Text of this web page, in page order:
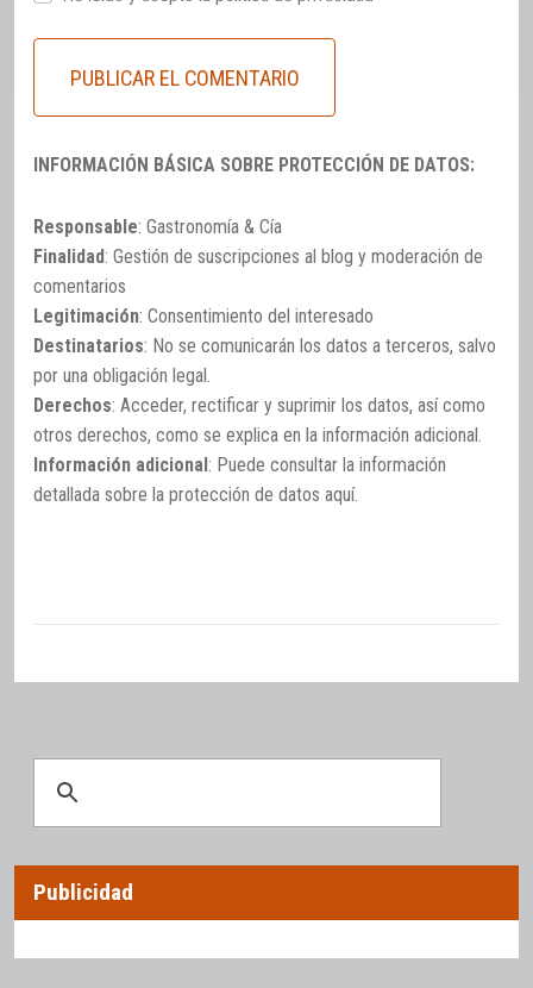
INFORMACIÓN BÁSICA SOBRE PROTECCIÓN DE DATOS:
Responsable: Gastronomía & Cía
Finalidad: Gestión de suscripciones al blog y moderación de
comentarios
Legitimación: Consentimiento del interesado
Destinatarios: No se comunicarán los datos a terceros, salvo
por una obligación legal.
Derechos: Acceder, rectificar y suprimir los datos, así como
otros derechos, como se explica en la información adicional.
Información adicional: Puede consultar la información
detallada sobre la protección de datos aquí.
Publicidad